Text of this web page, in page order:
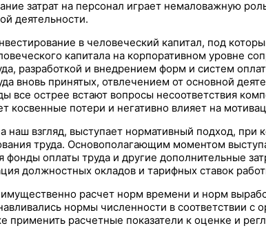
затрат на персонал играет немаловажную
деятельности.
в человеческий капитал, под
капитала на корпоративном уровне
разработкой и внедрением форм и систем
вновь принятых, отвлечением от основной
все острее встают вопросы несоответствия
косвенные потери и негативно влияет на
взгляд, выступает нормативный подход, при
труда. Основополагающим моментом
оплаты труда и другие дополнительные
должностных окладов и тарифных ставок
расчет норм времени и норм
нормы численности в соответствии
расчетные показатели к оценке и